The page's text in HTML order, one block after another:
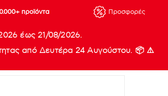
προϊόντα Προσφορές
έως 21/08/2026.
από Δευτέρα 24 Αυγούστου. 📦 ⚠️